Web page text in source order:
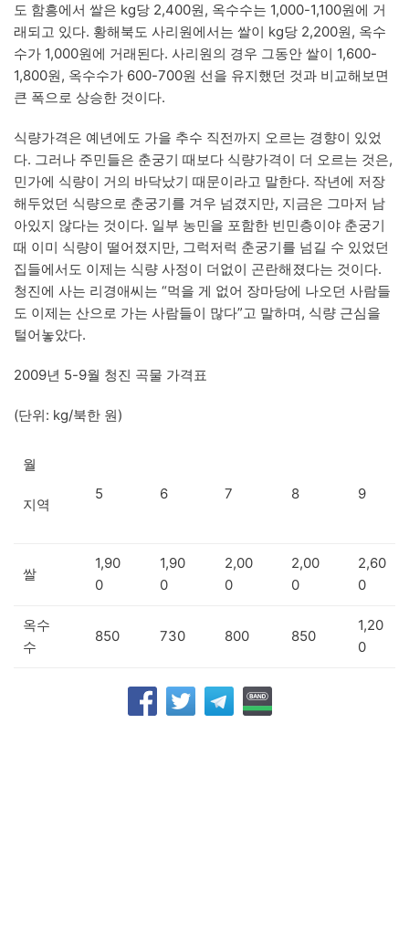
도 함흥에서 쌀은 kg당 2,400원, 옥수수는 1,000-1,100원에 거
래되고 있다. 황해북도 사리원에서는 쌀이 kg당 2,200원, 옥수
수가 1,000원에 거래된다. 사리원의 경우 그동안 쌀이 1,600-
1,800원, 옥수수가 600-700원 선을 유지했던 것과 비교해보면
큰 폭으로 상승한 것이다.
식량가격은 예년에도 가을 추수 직전까지 오르는 경향이 있었
다. 그러나 주민들은 춘궁기 때보다 식량가격이 더 오르는 것은,
민가에 식량이 거의 바닥났기 때문이라고 말한다. 작년에 저장
해두었던 식량으로 춘궁기를 겨우 넘겼지만, 지금은 그마저 남
아있지 않다는 것이다. 일부 농민을 포함한 빈민층이야 춘궁기
때 이미 식량이 떨어졌지만, 그럭저럭 춘궁기를 넘길 수 있었던
집들에서도 이제는 식량 사정이 더없이 곤란해졌다는 것이다.
청진에 사는 리경애씨는 “먹을 게 없어 장마당에 나오던 사람들
도 이제는 산으로 가는 사람들이 많다”고 말하며, 식량 근심을
털어놓았다.
2009년 5-9월 청진 곡물 가격표
(단위: kg/북한 원)
월
지역
5 6 7 8 9
쌀
1,90
0
1,90
0
2,00
0
2,00
0
2,60
0
옥수
수
850 730 800 850
1,20
0